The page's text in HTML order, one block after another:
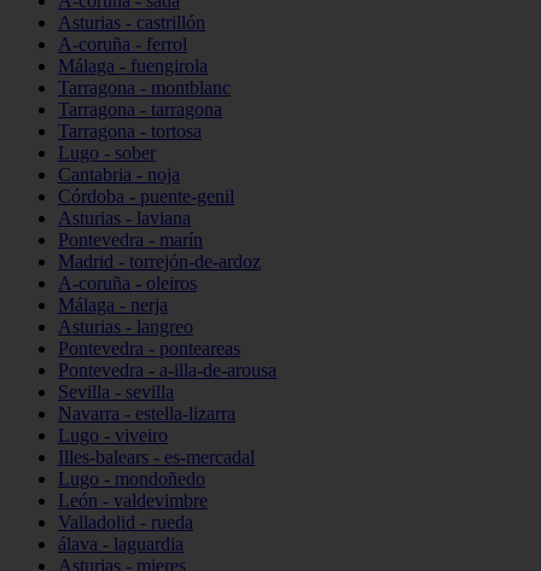
Asturias - castrillón
A-coruña - ferrol
Málaga - fuengirola
Tarragona - montblanc
Tarragona - tarragona
Tarragona - tortosa
Lugo - sober
Cantabria - noja
Córdoba - puente-genil
Asturias - laviana
Pontevedra - marín
Madrid - torrejón-de-ardoz
A-coruña - oleiros
Málaga - nerja
Asturias - langreo
Pontevedra - ponteareas
Pontevedra - a-illa-de-arousa
Sevilla - sevilla
Navarra - estella-lizarra
Lugo - viveiro
Illes-balears - es-mercadal
Lugo - mondoñedo
León - valdevimbre
Valladolid - rueda
álava - laguardia
Asturias - mieres